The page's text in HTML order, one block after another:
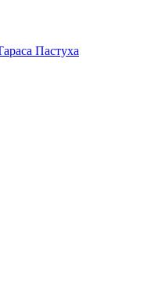
Пастуха